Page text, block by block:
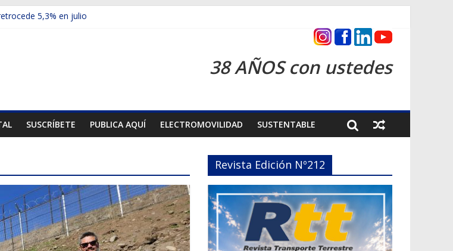
5,3% en julio
Bolden en la Expo Compras Públicas 2026
en lanzar la nueva Maxus T70
38 AÑOS con ustedes
SUSCRÍBETE PUBLICA AQUÍ ELECTROMOVILIDAD SUSTENTABLE
Revista Edición Nº212